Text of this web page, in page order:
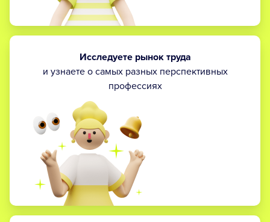
Исследуете рынок труда
и узнаете о самых разных перспективных
профессиях